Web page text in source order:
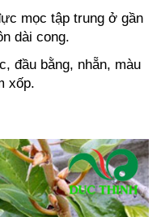
mọc tập trung ở gần
dài cong.
đầu bằng, nhẵn, màu
xốp.